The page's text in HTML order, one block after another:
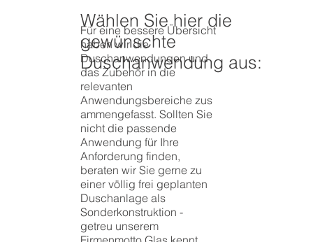
Wählen Sie hier die
gewünschte
Duschanwendung aus:
Für eine bessere Übersicht
haben wir die
Duschanwendungen und
das Zubehör in die
relevanten
Anwendungsbereiche zus
ammengefasst. Sollten Sie
nicht die passende
Anwendung für Ihre
Anforderung finden,
beraten wir Sie gerne zu
einer völlig frei geplanten
Duschanlage als
Sonderkonstruktion -
getreu unserem